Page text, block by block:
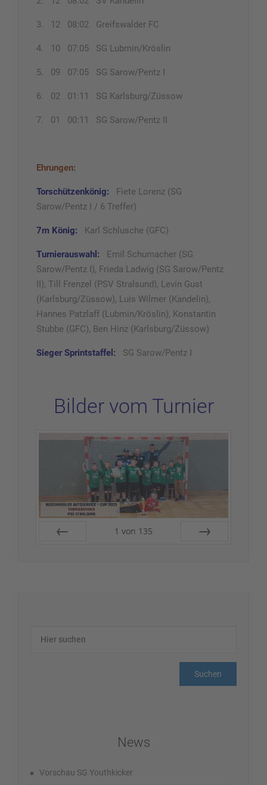
3. 12 08:02 Greifswalder FC
4. 10 07:05 SG Lubmin/Kröslin
5. 09 07:05 SG Sarow/Pentz I
6. 02 01:11 SG Karlsburg/Züssow
7. 01 00:11 SG Sarow/Pentz II
Ehrungen:
Torschützenkönig: Fiete Lorenz (SG
Sarow/Pentz I / 6 Treffer)
7m König: Karl Schlusche (GFC)
Turnierauswahl: Emil Schumacher (SG
Sarow/Pentz I), Frieda Ladwig (SG Sarow/Pentz
II), Till Frenzel (PSV Stralsund), Levin Gust
(Karlsburg/Züssow), Luis Wilmer (Kandelin),
Hannes Patzlaff (Lubmin/Kröslin), Konstantin
Stubbe (GFC), Ben Hinz (Karlsburg/Züssow)
Sieger Sprintstaffel: SG Sarow/Pentz I
Bilder vom Turnier
1 von 135
News
Vorschau SG Youthkicker